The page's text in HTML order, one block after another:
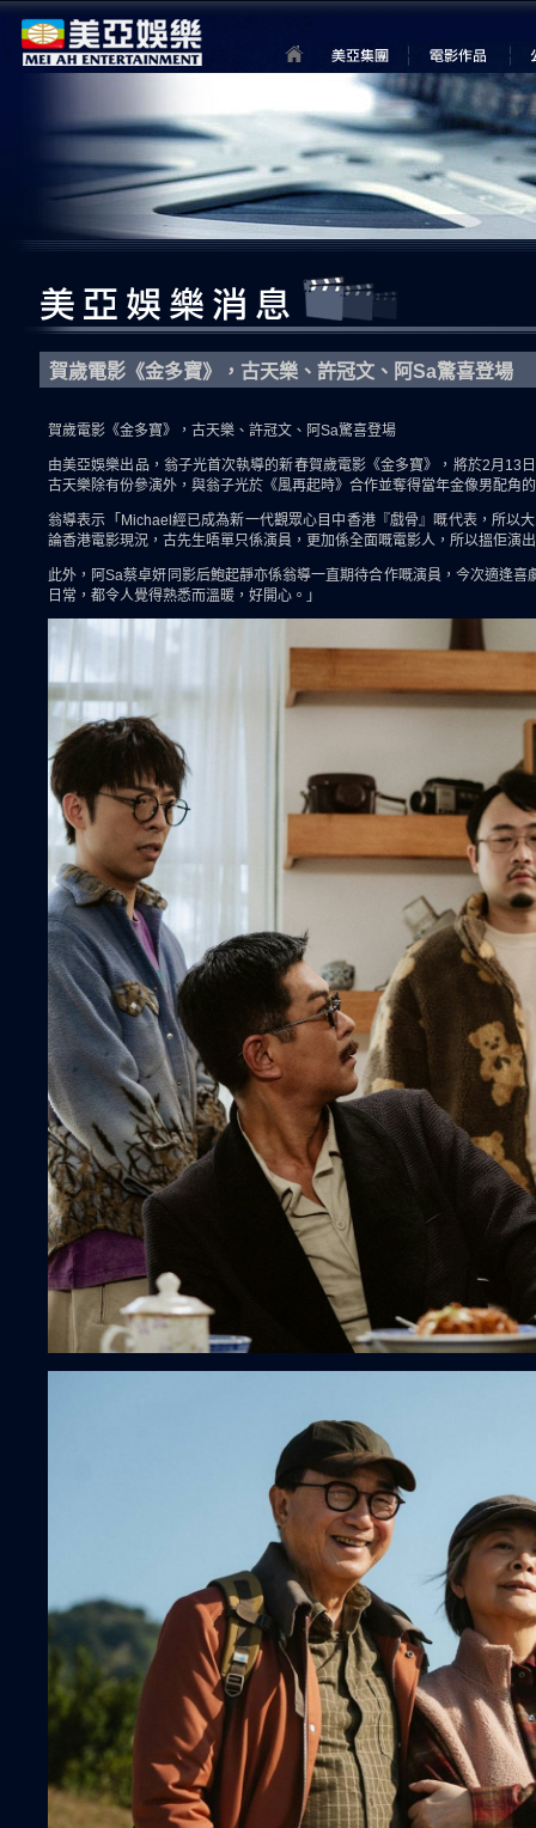
賀歲電影《金多寶》，古天樂、許冠文、阿Sa驚喜登場
賀歲電影《金多寶》，古天樂、許冠文、阿Sa驚喜登場
由美亞娛樂出品，翁子光首次執導的新春賀歲電影《金多寶》，將於2月13
古天樂除有份參演外，與翁子光於《風再起時》合作並奪得當年金像男配
翁導表示「Michael經已成為新一代觀眾心目中香港『戲骨』嘅代表，所以
論香港電影現況，古先生唔單只係演員，更加係全面嘅電影人，所以搵佢演
此外，阿Sa蔡卓妍同影后鮑起靜亦係翁導一直期待合作嘅演員，今次適逢
日常，都令人覺得熟悉而溫暖，好開心。」